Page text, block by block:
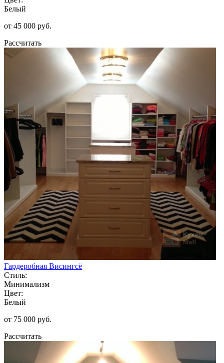
Белый
от 45 000 руб.
Рассчитать
Гардеробная Висингсё
Стиль:
Минимализм
Цвет:
Белый
от 75 000 руб.
Рассчитать